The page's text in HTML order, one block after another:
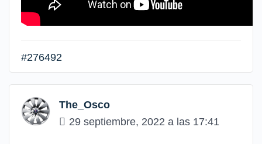
#276492
The_Osco
29 septiembre, 2022 a las 17:41